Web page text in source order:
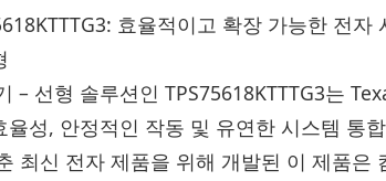
효율적이고 확장 가능한 전자
– 선형 솔루션인 TPS75618KTTTG3는
성, 안정적인 작동 및 유연한 시스템 통
최신 전자 제품을 위해 개발된 이 제품은